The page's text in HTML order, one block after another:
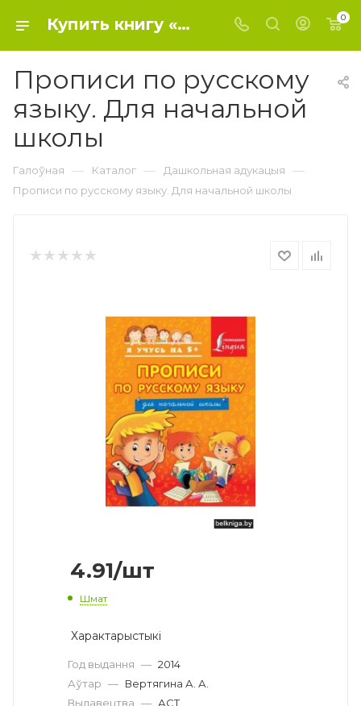
Купить книгу «Прописи по русскому языку. Для начальной школы» 2014, Вертягина А. А. - Дошкольное образование 0
Прописи по русскому
языку. Для начальной
школы
Галоўная — Каталог — Дашкольная адукацыя —
Прописи по русскому языку. Для начальной школы
4.91/шт
Шмат
Характарыстыкі
Год выдання — 2014
Аўтар — Вертягина А. А.
Выдавецтва — АСТ